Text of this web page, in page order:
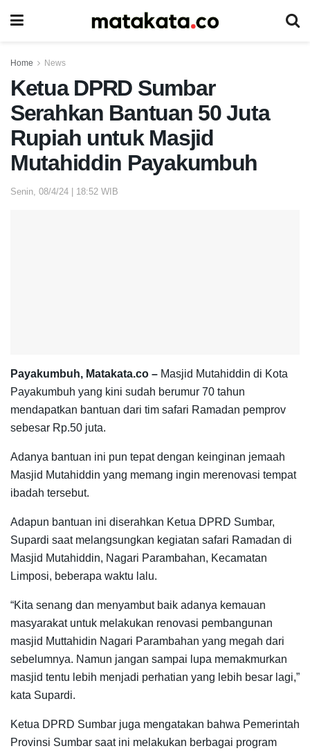
Home News
Ketua DPRD Sumbar
Serahkan Bantuan 50 Juta
Rupiah untuk Masjid
Mutahiddin Payakumbuh
Senin, 08/4/24 | 18:52 WIB
Payakumbuh, Matakata.co – Masjid Mutahiddin di Kota
Payakumbuh yang kini sudah berumur 70 tahun
mendapatkan bantuan dari tim safari Ramadan pemprov
sebesar Rp.50 juta.
Adanya bantuan ini pun tepat dengan keinginan jemaah
Masjid Mutahiddin yang memang ingin merenovasi tempat
ibadah tersebut.
Adapun bantuan ini diserahkan Ketua DPRD Sumbar,
Supardi saat melangsungkan kegiatan safari Ramadan di
Masjid Mutahiddin, Nagari Parambahan, Kecamatan
Limposi, beberapa waktu lalu.
“Kita senang dan menyambut baik adanya kemauan
masyarakat untuk melakukan renovasi pembangunan
masjid Muttahidin Nagari Parambahan yang megah dari
sebelumnya. Namun jangan sampai lupa memakmurkan
masjid tentu lebih menjadi perhatian yang lebih besar lagi,”
kata Supardi.
Ketua DPRD Sumbar juga mengatakan bahwa Pemerintah
Provinsi Sumbar saat ini melakukan berbagai program